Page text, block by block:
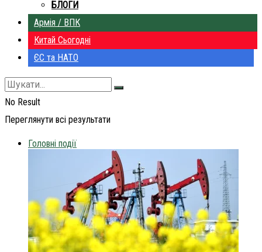
БЛОГИ
Армія / ВПК
Китай Сьогодні
ЄС та НАТО
No Result
Переглянути всі результати
Головні події